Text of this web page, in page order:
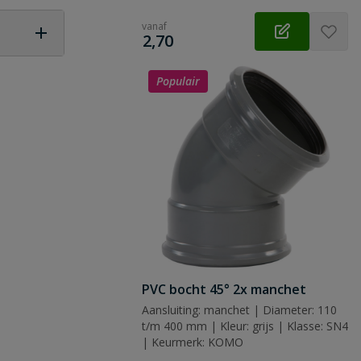
vanaf
€
2,70
Populair
PVC bocht 45° 2x manchet
Aansluiting: manchet | Diameter: 110
t/m 400 mm | Kleur: grijs | Klasse: SN4
| Keurmerk: KOMO